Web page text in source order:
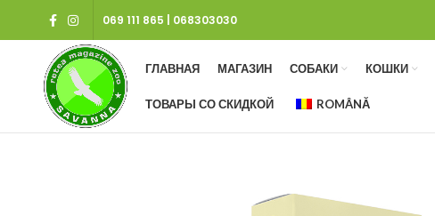
069 111 865 068303030
ГЛАВНАЯ МАГАЗИН СОБАКИ КОШКИ
ТОВАРЫ СО СКИДКОЙ ROMÂNĂ